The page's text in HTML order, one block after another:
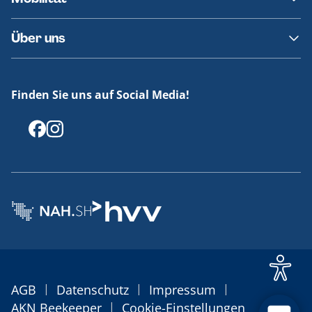
Fundsachen
Häufige Fragen
Barrierefreies Reisen
Erklärung Barrierefreiheit
Über uns
Offenlegungen
Finden Sie uns auf Social Media!
AGB | Datenschutz | Impressum |
AKN Beekeeper | Cookie-Einstellungen